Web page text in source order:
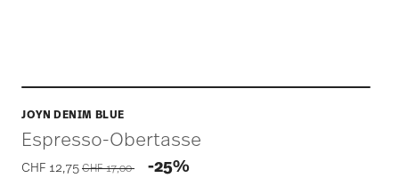
JOYN DENIM BLUE
Espresso-Obertasse
CHF 12,75 Price reduced from
CHF 17,00 -25%